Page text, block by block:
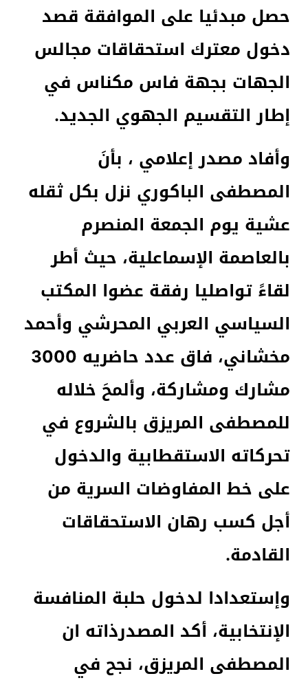
حصل مبدئيا على الموافقة قصد
دخول معترك استحقاقات مجالس
الجهات بجهة فاس مكناس في
إطار التقسيم الجهوي الجديد.
وأفاد مصدر إعلامي ، بأنَ
المصطفى الباكوري نزل بكل ثقله
عشية يوم الجمعة المنصرم
بالعاصمة الإسماعلية، حيث أطر
لقاءً تواصليا رفقة عضوا المكتب
السياسي العربي المحرشي وأحمد
مخشاني، فاق عدد حاضريه 3000
مشارك ومشاركة، وألمحَ خلاله
للمصطفى المريزق بالشروع في
تحركاته الاستقطابية والدخول
على خط المفاوضات السرية من
أجل كسب رهان الاستحقاقات
القادمة.
وإستعدادا لدخول حلبة المنافسة
الإنتخابية، أكد المصدرذاته ان
المصطفى المريزق، نجح في